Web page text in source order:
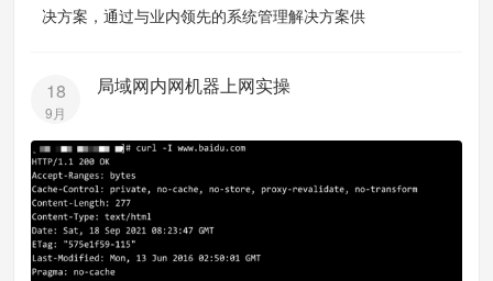
决方案，通过与业内领先的系统管理解决方案供
18
9月
局域网内网机器上网实操